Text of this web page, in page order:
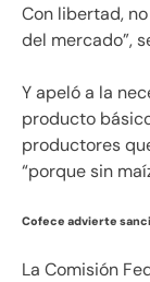
Con libertad,
del mercado”,
Y apeló a la
producto
productores
“porque sin
Cofece advierte
La Comisión